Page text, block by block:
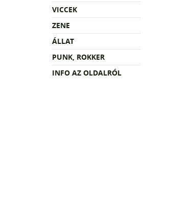
VICCEK
ZENE
ÁLLAT
PUNK, ROKKER
INFO AZ OLDALRÓL